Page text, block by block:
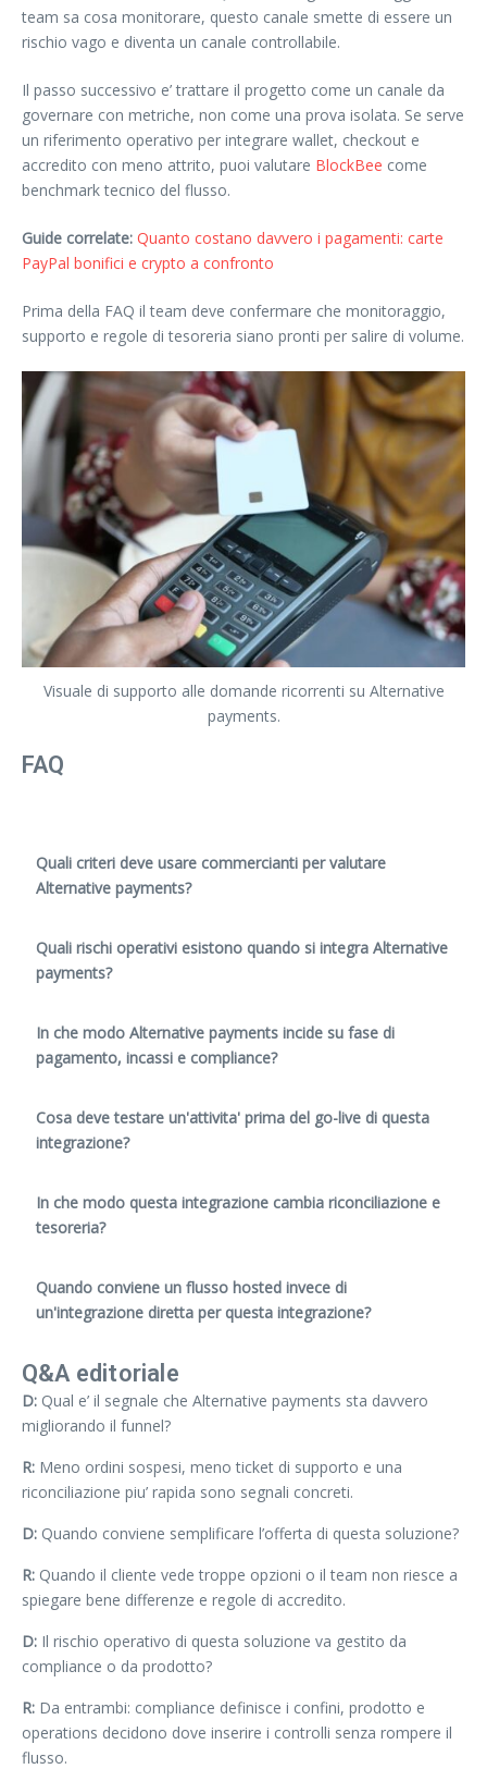
team sa cosa monitorare, questo canale smette di essere un
rischio vago e diventa un canale controllabile.
Il passo successivo e’ trattare il progetto come un canale da
governare con metriche, non come una prova isolata. Se serve
un riferimento operativo per integrare wallet, checkout e
accredito con meno attrito, puoi valutare BlockBee come
benchmark tecnico del flusso.
Guide correlate: Quanto costano davvero i pagamenti: carte
PayPal bonifici e crypto a confronto
Prima della FAQ il team deve confermare che monitoraggio,
supporto e regole di tesoreria siano pronti per salire di volume.
Visuale di supporto alle domande ricorrenti su Alternative
payments.
FAQ
Quali criteri deve usare commercianti per valutare
Alternative payments?
Quali rischi operativi esistono quando si integra Alternative
payments?
In che modo Alternative payments incide su fase di
pagamento, incassi e compliance?
Cosa deve testare un'attivita' prima del go-live di questa
integrazione?
In che modo questa integrazione cambia riconciliazione e
tesoreria?
Quando conviene un flusso hosted invece di
un'integrazione diretta per questa integrazione?
Q&A editoriale
D: Qual e’ il segnale che Alternative payments sta davvero
migliorando il funnel?
R: Meno ordini sospesi, meno ticket di supporto e una
riconciliazione piu’ rapida sono segnali concreti.
D: Quando conviene semplificare l’offerta di questa soluzione?
R: Quando il cliente vede troppe opzioni o il team non riesce a
spiegare bene differenze e regole di accredito.
D: Il rischio operativo di questa soluzione va gestito da
compliance o da prodotto?
R: Da entrambi: compliance definisce i confini, prodotto e
operations decidono dove inserire i controlli senza rompere il
flusso.